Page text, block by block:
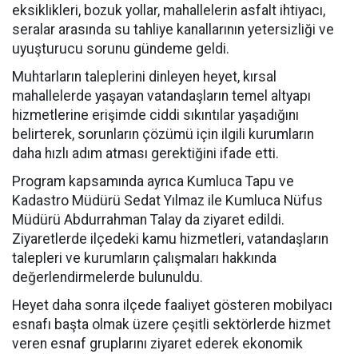
eksiklikleri, bozuk yollar, mahallelerin asfalt ihtiyacı,
seralar arasında su tahliye kanallarının yetersizliği ve
uyuşturucu sorunu gündeme geldi.
Muhtarların taleplerini dinleyen heyet, kırsal
mahallelerde yaşayan vatandaşların temel altyapı
hizmetlerine erişimde ciddi sıkıntılar yaşadığını
belirterek, sorunların çözümü için ilgili kurumların
daha hızlı adım atması gerektiğini ifade etti.
Program kapsamında ayrıca Kumluca Tapu ve
Kadastro Müdürü Sedat Yılmaz ile Kumluca Nüfus
Müdürü Abdurrahman Talay da ziyaret edildi.
Ziyaretlerde ilçedeki kamu hizmetleri, vatandaşların
talepleri ve kurumların çalışmaları hakkında
değerlendirmelerde bulunuldu.
Heyet daha sonra ilçede faaliyet gösteren mobilyacı
esnafı başta olmak üzere çeşitli sektörlerde hizmet
veren esnaf gruplarını ziyaret ederek ekonomik